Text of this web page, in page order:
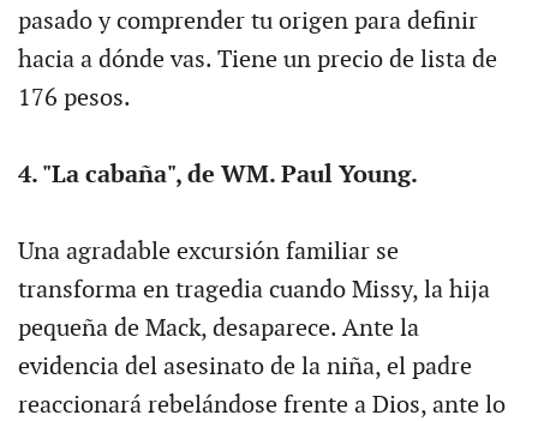
pasado y comprender tu origen para definir
hacia a dónde vas. Tiene un precio de lista de
176 pesos.
4. "La cabaña", de WM. Paul Young.
Una agradable excursión familiar se
transforma en tragedia cuando Missy, la hija
pequeña de Mack, desaparece. Ante la
evidencia del asesinato de la niña, el padre
reaccionará rebelándose frente a Dios, ante lo